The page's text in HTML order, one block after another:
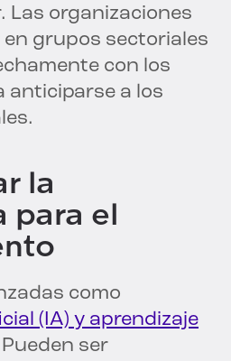
Las organizaciones
grupos sectoriales
con los
anticiparse a los
la
para el
como
(IA) y aprendizaje
Pueden ser